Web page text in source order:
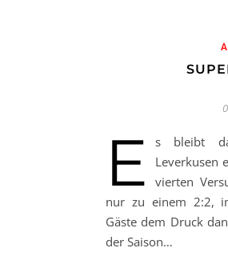
E
s bleibt
Leverkusen
vierten
nur zu einem 2:2,
Gäste dem Druck
der Saison…